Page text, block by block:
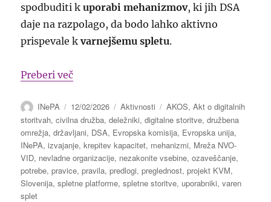
spodbuditi kuporabi mehanizmov, ki jih DSA
daje na razpolago, da bodo lahko aktivno
prispevale kvarnejšemu spletu.
Preberi več“Vabilo: »Aktivna in opolnomočena
Avtor
INePA
Objavljeno
dne
12/02/2026 Kategorije
Aktivnosti Oznake
AKOS,Akt o digitalnih
storitvah,civilna družba,deležniki,digitalne storitve,družbena
omrežja,državljani, DSA, Evropska komisija, Evropska unija,
INePA,izvajanje,krepitev kapacitet, mehanizmi, Mreža NVO-
VID, nevladne organizacije, nezakonite vsebine,ozaveščanje,
potrebe,pravice,pravila,predlogi,preglednost,projekt KVM,
Slovenija,spletne platforme,spletne storitve, uporabniki,varen
splet